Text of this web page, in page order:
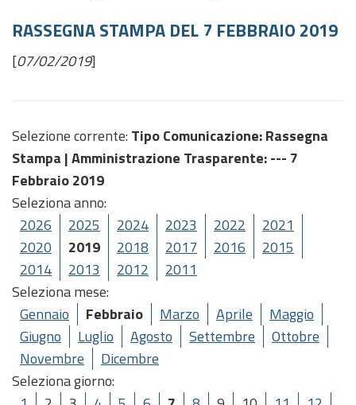
RASSEGNA STAMPA DEL 7 FEBBRAIO 2019
[07/02/2019]
Selezione corrente: Tipo Comunicazione: Rassegna
Stampa |Amministrazione Trasparente: --- 7
Febbraio 2019
Seleziona anno:
2026
2025 2024 2023 2022
2021
2020
2019 2018 2017 2016
2015
2014
2013 2012
2011
Seleziona mese:
Gennaio
Febbraio Marzo Aprile
Maggio
Giugno
Luglio Agosto Settembre
Ottobre
Novembre
Dicembre
Seleziona giorno: